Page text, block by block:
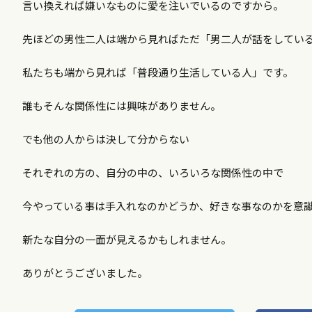
言い換えれば嫌いなものに愛を注いでいるのですから。
先ほどの男性二人は端から見ればただ「男二人が話をしてい
私たちも端から見れば「普段通り生活している人」です。
誰もそんな関係性には興味がありません。
でも他の人からは決して分からない
それぞれの方の、自分の中の、いろいろな関係性の中で
今やっている事は手入れなのかどうか、好きな事なのかを意
新たな自分の一面が見えるかもしれません。
ありがとうございました。